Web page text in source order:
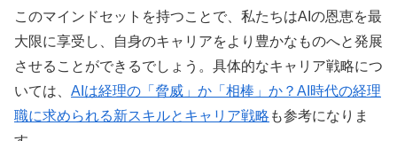
このマインドセットを持つことで、私たちはAIの恩恵を最
大限に享受し、自身のキャリアをより豊かなものへと発展
させることができるでしょう。具体的なキャリア戦略につ
いては、 AIは経理の「脅威」か「相棒」か？AI時代の経理
職に求められる新スキルとキャリア戦略 も参考になりま